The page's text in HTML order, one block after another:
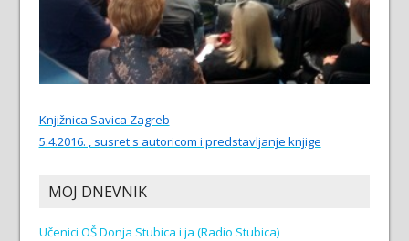
Knjižnica Savica Zagreb
5.4.2016. , susret s autoricom i predstavljanje knjige
MOJ DNEVNIK
Učenici OŠ Donja Stubica i ja (Radio Stubica)